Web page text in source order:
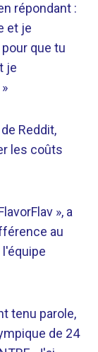
répondant :
et je
que tu
je
Reddit,
les coûts
», a
au
tenu parole,
de 24